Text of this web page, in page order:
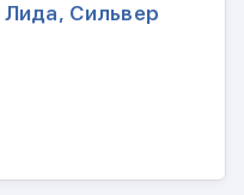
Сильвер